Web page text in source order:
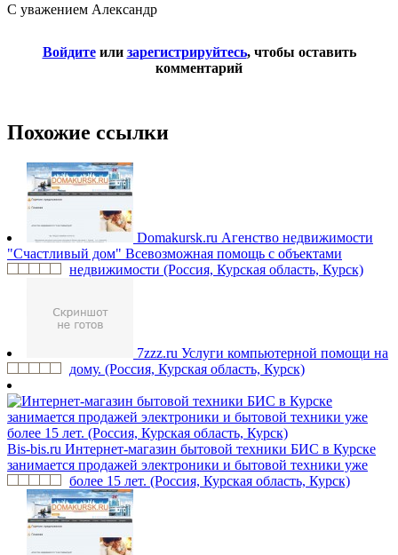
С уважением Александр
Войдитеили зарегистрируйтесь, чтобы оставить
комментарий
Похожие ссылки
Domakursk.ru Агенство недвижимости
"Счастливый дом" Всевозможная помощь с объектами
недвижимости (Россия, Курская область, Курск)
7zzz.ru Услуги компьютерной помощи на
дому. (Россия, Курская область, Курск)
Bis-bis.ru Интернет-магазин бытовой техники БИС в Курске
занимается продажей электроники и бытовой техники уже
более 15 лет. (Россия, Курская область, Курск)